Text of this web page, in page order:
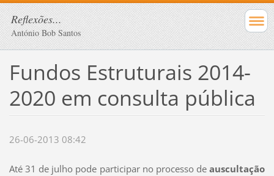
Reflexões...
António Bob Santos
Fundos Estruturais 2014-
2020 em consulta pública
26-06-2013 08:42
Até 31 de julho pode participar no processo deauscultação